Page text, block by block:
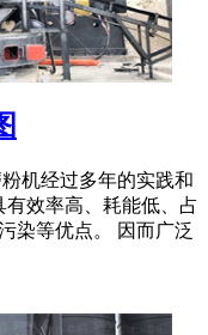
机经过多年的实践和
效率高、耗能低、占
染等优点。 因而广泛